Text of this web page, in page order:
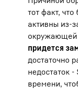
тот факт,
активны из-
окружающей
придется
достаточно
недостаток -
времени,